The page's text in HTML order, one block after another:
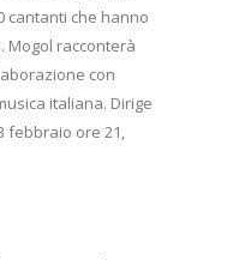
cantanti che hanno
Mogol racconterà
con
italiana. Dirige
febbraio ore 21,